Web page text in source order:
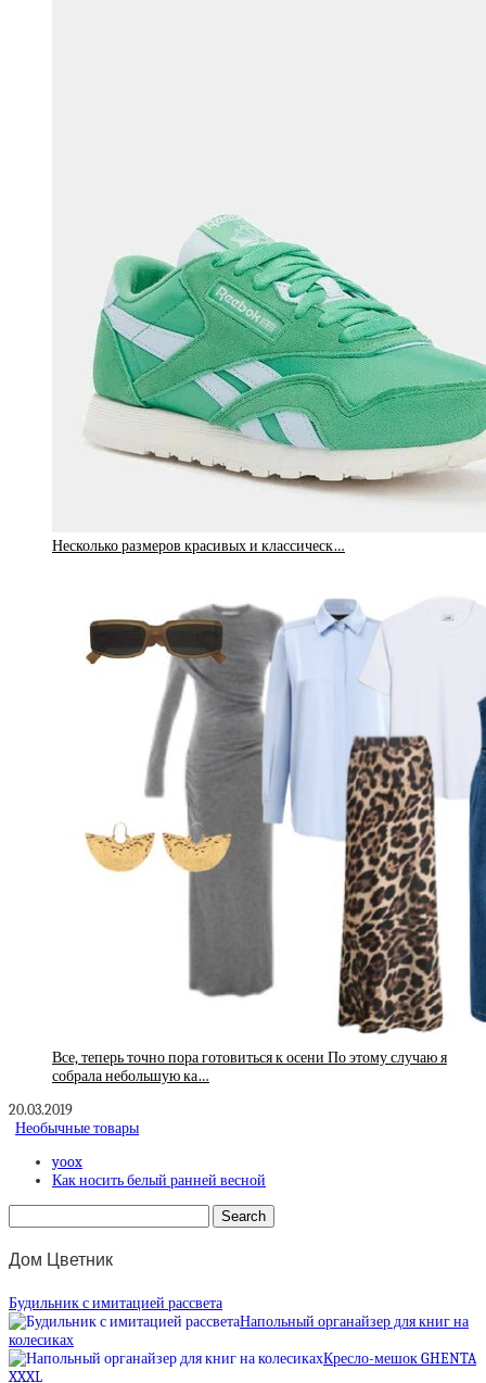
Несколько размеров красивых и классическ…
Все, теперь точно пора готовиться к осени По этому случаю я
собрала небольшую ка…
20.03.2019
Необычные товары
yoox
Как носить белый ранней весной
Дом Цветник
Будильник с имитацией рассвета
Напольный органайзер для книг на
колесиках
Кресло-мешок GHENTA
XXXL